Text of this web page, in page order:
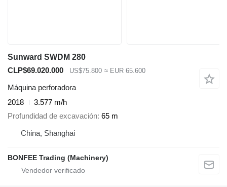
Sunward SWDM 280
CLP$69.020.000
US$75.800 ≈ EUR 65.600
Máquina perforadora
2018
3.577 m/h
Profundidad de excavación 65 m
China, Shanghai
BONFEE Trading (Machinery)